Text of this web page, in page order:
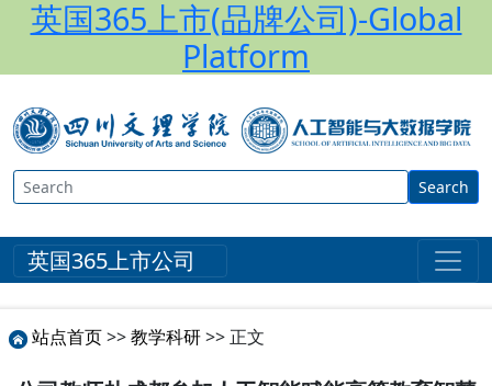
英国365上市(品牌公司)-Global
Platform
Search
英国365上市公司
站点首页>>教学科研>> 正文